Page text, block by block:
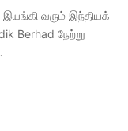
இயங்கி வரும் இந்தியக்
Berhad நேற்று